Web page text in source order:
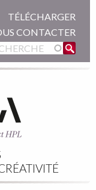
TÉLÉCHARGER
CONTACTER